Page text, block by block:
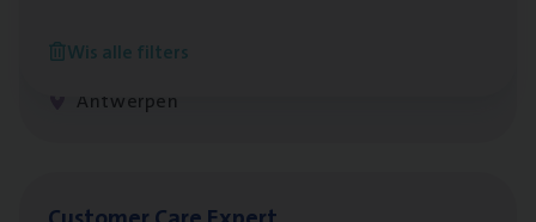
Wis alle filters
Insurance Operations
Antwerpen